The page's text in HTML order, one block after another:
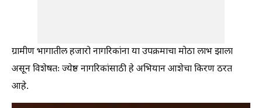
ग्रामीण भागातील हजारो नागरिकांना या उपक्रमाचा मोठा लाभ झाला
असून विशेषतः ज्येष्ठ नागरिकांसाठी हे अभियान आशेचा किरण ठरत
आहे.